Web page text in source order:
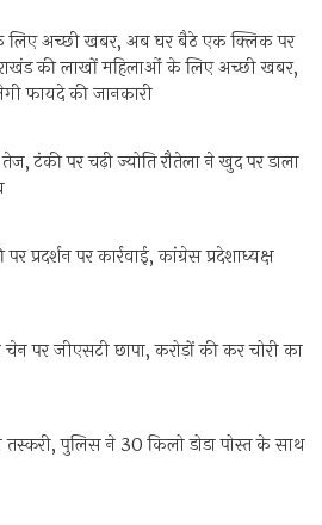
लिए अच्छी खबर, अब घर बैठे एक क्लिक पर
की लाखों महिलाओं के लिए अच्छी खबर,
फायदे की जानकारी
टंकी पर चढ़ी ज्योति रौतेला ने खुद पर डाला
प्रदर्शन पर कार्रवाई, कांग्रेस प्रदेशाध्यक्ष
चेन पर जीएसटी छापा, करोड़ों की कर चोरी का
पुलिस ने 30 किलो डोडा पोस्त के साथ